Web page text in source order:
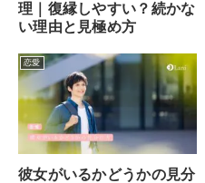
理｜復縁しやすい？続かな
い理由と見極め方
恋愛
彼女がいるかどうかの見分